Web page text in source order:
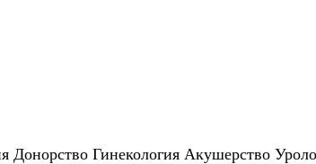
Донорство Гинекология Акушерство